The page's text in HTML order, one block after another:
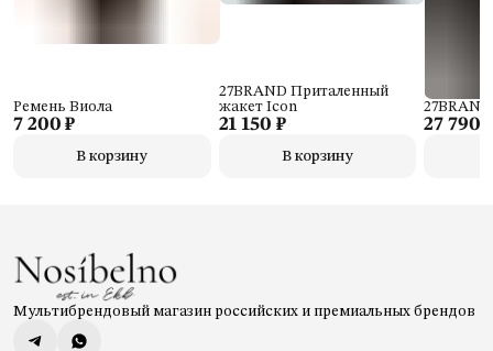
7 200 ₽
Ремень Виола
В корзину
21 150 ₽
27BRAND Приталенный
жакет Icon
В корзину
27 790
Мультибрендовый магазин российских и премиальных брендов